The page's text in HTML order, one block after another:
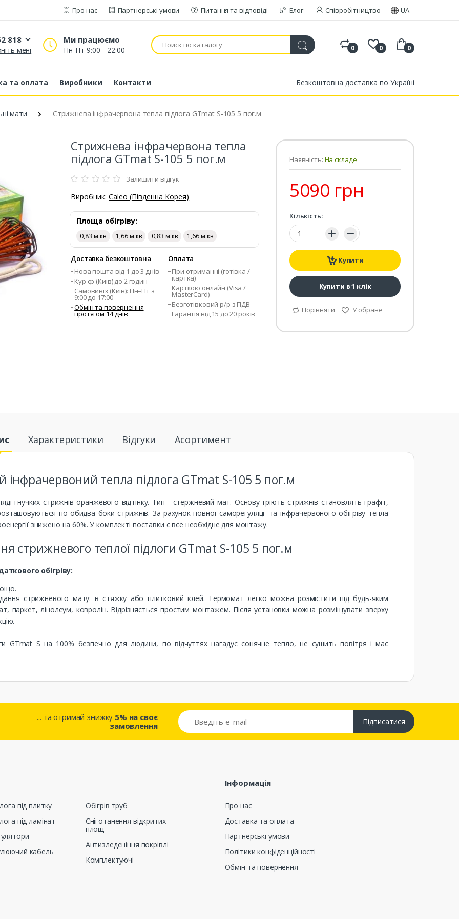
Про нас Партнерські умови Питання та відповіді Блог Співробітництво UA
818
52 818
63 881
мені
Ми працюємо
Пн-Пт 9:00 - 22:00 0 0 0
та оплата Виробники Контакти Безкоштовна доставка по Україні
мати Стрижнева інфрачервона тепла підлога GTmat S-105 5 пог.м
Стрижнева інфрачервона тепла
підлога GTmat S-105 5 пог.м
Залишити відгук
Виробник:Caleo (Південна Корея)
Площа обігріву:
0,83 м.кв 1,66 м.кв 0,83 м.кв 1,66 м.кв
Доставка безкоштовна
Нова пошта від 1 до 3 днів
Кур'єр (Київ) до 2 годин
Самовивіз (Київ): Пн–Пт з
9:00 до 17:00
Обмін та повернення
протягом 14 днів
Оплата
При отриманні (готівка /
картка)
Карткою онлайн (Visa /
MasterCard)
Безготівковий р/р з ПДВ
Гарантія від 15 до 20 років
Наявність: На складе
5090 грн
Кількість:
Кількість:
Купити
Купити в 1 клік
Порівняти У обране
Характеристики Відгуки Асортимент
тепла підлога GTmat S-105 5 пог.м
гнучких стрижнів оранжевого відтінку. Тип - стержневий мат. Основу гріють стрижнів становлять графіт,
по обидва боки стрижнів. За рахунок повної саморегуляції та інфрачервоного обігріву тепла
знижено на 60%. У комплекті поставки є все необхідне для монтажу.
стрижневого теплої підлоги GTmat S-105 5 пог.м
обігріву:
стрижневого мату: в стяжку або плитковий клей. Термомат легко можна розмістити під будь-яким
паркет, лінолеум, ковролін. Відрізняється простим монтажем. Після установки можна розміщувати зверху
GTmat S на 100% безпечно для людини, по відчуттях нагадує сонячне тепло, не сушить повітря і має
... та отримай знижку 5% на своє
замовлення
Підписатися
під плитку
під ламінат
кабель
Обігрів труб
Сніготанення відкритих
площ
Антизледеніння покрівлі
Комплектуючі
Інформація
Про нас
Доставка та оплата
Партнерські умови
Політики конфіденційності
Обмін та повернення